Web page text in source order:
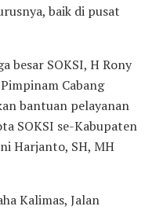
baik di pusat
besar SOKSI, H Rony
Cabang
bantuan pelayanan
SOKSI se-Kabupaten
Harjanto, SH, MH
Kalimas, Jalan